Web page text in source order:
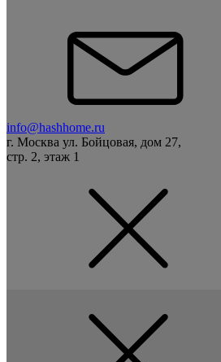
info@hashhome.ru
г. Москва ул. Бойцовая, дом 27,
стр. 2, этаж 1